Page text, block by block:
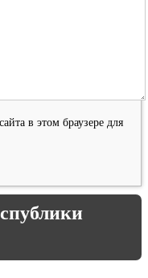
в этом браузере для